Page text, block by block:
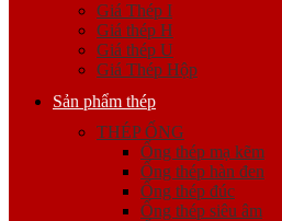
Giá Thép I
Giá thép H
Giá thép U
Giá Thép Hộp
Sản phẩm thép
THÉP ỐNG
Ống thép mạ kẽm
Ống thép hàn đen
Ống thép đúc
Ống thép siêu âm